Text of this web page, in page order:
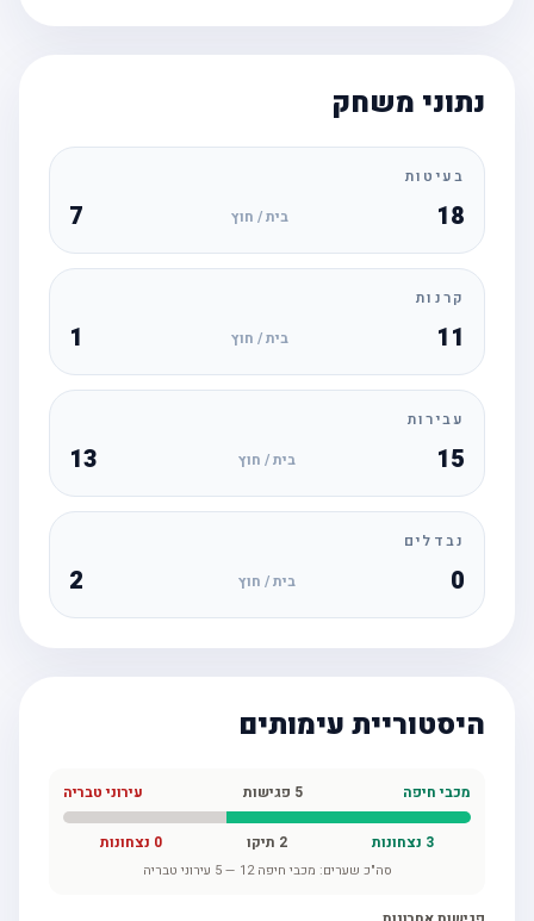
נתוני משחק
בעיטות
18 בית / חוץ
קרנות
11 בית / חוץ
עבירות
15 בית / חוץ 13
נבדלים
בית / חוץ
היסטוריית עימותים
מכבי חיפה פגישות עירוני טבריה
נצחונות תיקו נצחונות
סה"כ שערים:מכבי חיפה12
—
5עירוני טבריה